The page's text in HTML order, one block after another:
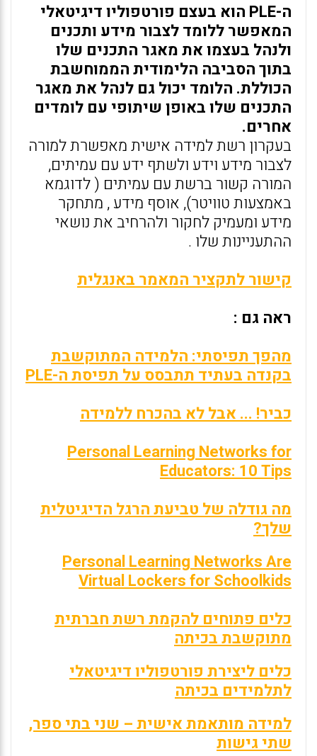
ה-PLE הוא בעצם פורטפוליו דיגיטאלי
המאפשר ללומד לצבור מידע ותכנים
ולנהל בעצמו את מאגר התכנים שלו
בתוך הסביבה הלימודית הממוחשבת
הכוללת. הלומד יכול גם לנהל את מאגר
התכנים שלו באופן שיתופי עם לומדים
אחרים.
בעקרון רשת למידה אישית מאפשרת למורה
לצבור מידע וידע ולשתף ידע עם עמיתים,
המורה קשור ברשת עם עמיתים ( לדוגמא
באמצעות טוויטר), אוסף מידע , מתחקר
מידע ומעמיק לחקור ולהרחיב את נושאי
ההתעניינות שלו .
קישור לתקציר המאמר באנגלית
ראה גם :
מהפך תפיסתי: הלמידה המתוקשבת
בקנדה בעתיד תתבסס על תפיסת ה-PLE
כביר! ... אבל לא בהכרח ללמידה
Personal Learning Networks for
Educators: 10 Tips
מה גודלה של טביעת הרגל הדיגיטלית
שלך?
Personal Learning Networks Are
Virtual Lockers for Schoolkids
כלים פתוחים להקמת רשת חברתית
מתוקשבת בכיתה
כלים ליצירת פורטפוליו דיגיטאלי
לתלמידים בכיתה
למידה מותאמת אישית – שני בתי ספר,
שתי גישות